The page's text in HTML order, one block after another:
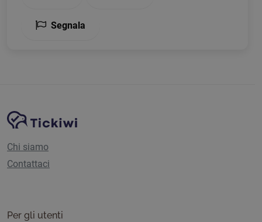
Segnala
Navigazione del sito
Piattaforma Tickiwi
Chi siamo
Contattaci
Per gli utenti